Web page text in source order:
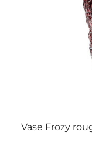
Vase Frozy